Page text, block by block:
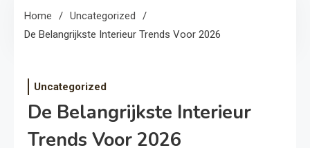
Home
Uncategorized
De Belangrijkste Interieur Trends Voor 2026
Uncategorized
De Belangrijkste Interieur
Trends Voor 2026